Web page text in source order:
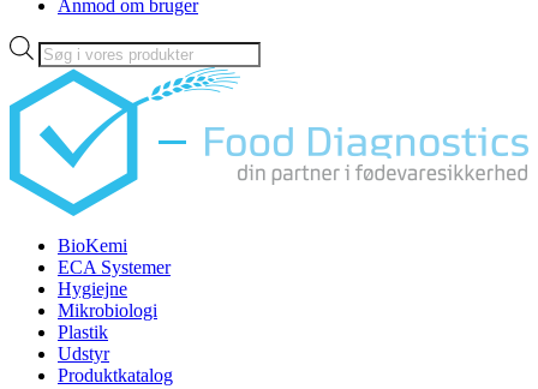
Anmod om bruger
Products
search
BioKemi
ECA Systemer
Hygiejne
Mikrobiologi
Plastik
Udstyr
Produktkatalog